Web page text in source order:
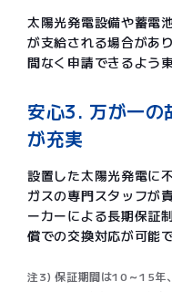
太陽光発電設備や蓄電
が支給される場合があ
間なく申請できるよう
安心3. 万が一の
が充実
設置した太陽光発電に
ガスの専門スタッフが
ーカーによる長期保証
償での交換対応が可能
注3) 保証期間は10～15年